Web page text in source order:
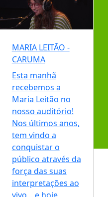
MARIA LEITÃO -
CARUMA
Esta manhã
recebemos a
Maria Leitão no
nosso auditório!
Nos últimos anos,
tem vindo a
conquistar o
público através da
força das suas
interpretações ao